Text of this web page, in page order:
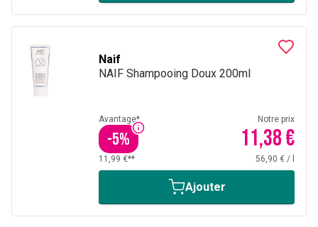
Naif
NAIF Shampooing Doux 200ml
Avantage*
-5%
Notre prix
11,38 €
11,99 €** 56,90 € /
Ajouter